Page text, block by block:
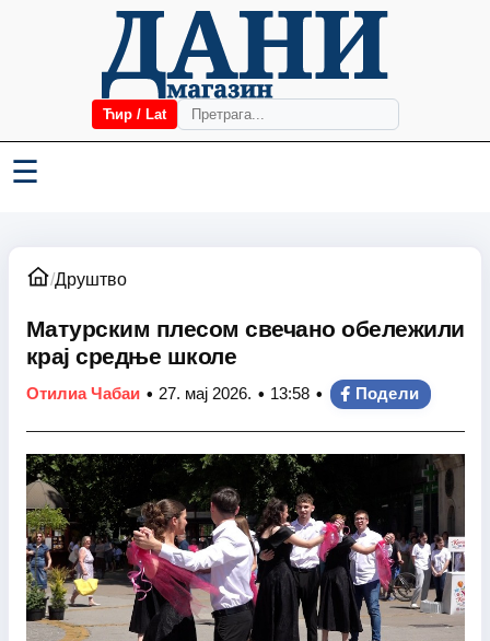
Ћир / Lat
☰
/Друштво
Матурским плесом свечано обележили
крај средње школе
Отилиа Чабаи • 27. мај 2026. • 13:58 • Подели